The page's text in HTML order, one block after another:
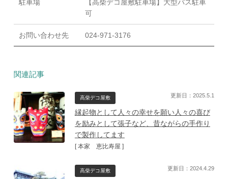
駐車場
【高柴デコ屋敷駐車場】大型バス駐車
可
お問い合わせ先 024-971-3176
関連記事
高柴デコ屋敷
縁起物として人々の幸せを願い人々の喜び
を励みとして張子など、昔ながらの手作り
で製作してます
[ 本家 恵比寿屋 ]
更新日：2025.5.1
高柴デコ屋敷 更新日：2024.4.29